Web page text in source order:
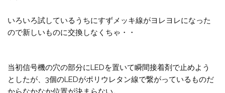
いろいろ試しているうちにすずメッキ線がヨレヨレになった
ので新しいものに交換しなくちゃ・・
当初信号機の穴の部分にLEDを置いて瞬間接着剤で止めよう
としたが、3個のLEDがポリウレタン線で繋がっているものだ